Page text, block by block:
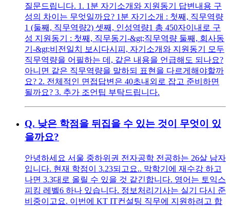
질문드립니다. 1. 1분 자기소개와 지원동기 답변내용 구
성의 차이는 무엇일까요? 1분 자기소개 : 첫째, 직무역량
1 (둘째, 직무역량2) 셋째, 인성역량1 총 450자이내로 구
성 지원동기 : 첫째, 직무동기-&gt;직무역량 둘째, 회사동
기-&gt;비전일치 보시다시피, 자기소개와 지원동기 모두
직무역량을 어필하는 데, 같은 내용을 언급해도 되나요?
아니면 같은 직무역량을 말하되 표현을 다르게해야할까
요? 2. 전체적인 면접답변은 40초내외로 잡고 준비하면
될까요? 3. 추가 조언팁 부탁드립니다.
Q. 낮은 학점을 뒤집을 수 있는 것이 무엇이 있
을까요?
안녕하세요 서울 중하위권 전자공학 전공하는 26살 남자
입니다. 현재 학점이 3.23되고요.. 막학기에 재수강 하고
나면 3.3대로 올릴 수 있을 것 같긴합니다. 영어는 토익스
피킹 레벨6 하나 있습니다. 정보처리기사는 실기 다시 준
비중이고요. 이번에 KT IT컨설팅 직무에 지원하려고 합